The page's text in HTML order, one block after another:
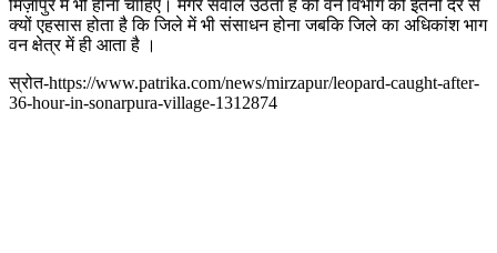
मिर्ज़ापुर में भी होना चाहिए। मगर सवाल उठता है की वन विभाग को इतनी देर से
क्यों एहसास होता है कि जिले में भी संसाधन होना जबकि जिले का अधिकांश भाग
वन क्षेत्र में ही आता है ।
स्रोत-https://www.patrika.com/news/mirzapur/leopard-caught-after-
36-hour-in-sonarpura-village-1312874